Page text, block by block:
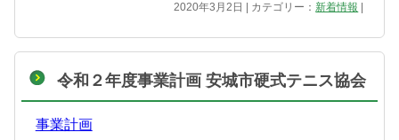
2020年3月2日 | カテゴリー：新着情報
令和２年度事業計画 安城市硬式テニス協会
事業計画